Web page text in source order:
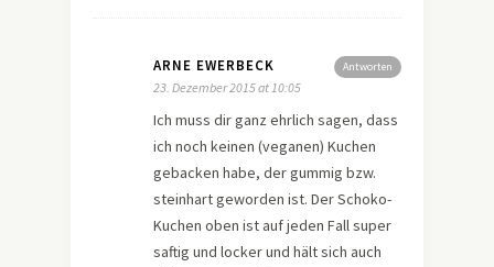
Antworten
ARNE EWERBECK
23. Dezember 2015 at 10:05
Ich muss dir ganz ehrlich sagen, dass
ich noch keinen (veganen) Kuchen
gebacken habe, der gummig bzw.
steinhart geworden ist. Der Schoko-
Kuchen oben ist auf jeden Fall super
saftig und locker und hält sich auch